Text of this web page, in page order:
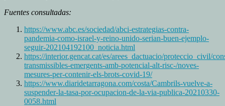
Fuentes consultadas:
https://www.abc.es/sociedad/abci-estrategias-contra-
pandemia-como-israel-y-reino-unido-serian-buen-ejemplo-
seguir-202104192100_noticia.html
https://interior.gencat.cat/es/arees_dactuacio/proteccio_civil/
transmissibles-emergents-amb-potencial-alt-risc-/noves-
mesures-per-contenir-els-brots-covid-19/
https://www.diaridetarragona.com/costa/Cambrils-vuelve-a-
suspender-la-tasa-por-ocupacion-de-la-via-publica-20210330-
0058.html